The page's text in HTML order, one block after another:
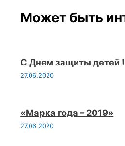
Может быть
С Днем защиты детей
27.06.2020
«Марка года – 2019»
27.06.2020